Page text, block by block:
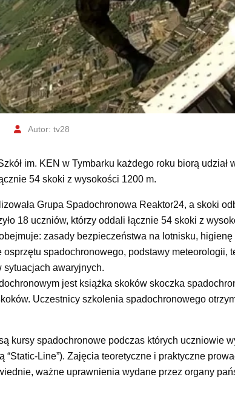
Autor: tv28
im. KEN w Tymbarku każdego roku biorą udział
54 skoki z wysokości 1200 m.
Grupa Spadochronowa Reaktor24, a skoki
18 uczniów, którzy oddali łącznie 54 skoki z
zasady bezpieczeństwa na lotnisku,
spadochronowego, podstawy meteorologii,
awaryjnych.
jest książka skoków skoczka
Uczestnicy szkolenia spadochronowego
kursy spadochronowe podczas których uczniowie
Line”). Zajęcia teoretyczne i praktyczne
ważne uprawnienia wydane przez organy